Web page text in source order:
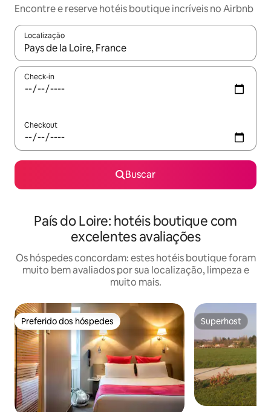
Encontre e reserve hotéis boutique incríveis no Airbnb
Localização
Quando os resultados estiverem disponíveis, explore-os
Check-in
Checkout
Buscar
País do Loire: hotéis boutique com
excelentes avaliações
Os hóspedes concordam: estes hotéis boutique foram
muito bem avaliados por sua localização, limpeza e
muito mais.
Preferido dos hóspedes
Preferido dos hóspedes Superhost
Superhost